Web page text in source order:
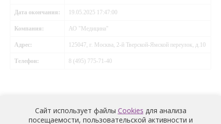
Дата окончания: 19.05.2025 17:47:00
Компания: АО "Медицина"
Адрес: 125047, г. Москва, 2-й Тверской-Ямской переулок, д.10
Телефон: 8 (495) 775-71-40
Сайт использует файлы Cookies для анализа
посещаемости, пользовательской активности и